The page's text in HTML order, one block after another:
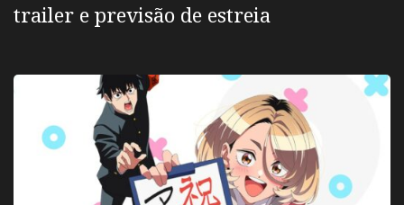
trailer e previsão de estreia